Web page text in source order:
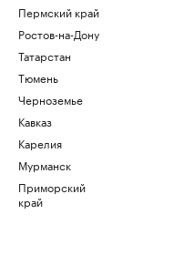
Пермский край
Ростов-на-Дону
Татарстан
Тюмень
Черноземье
Кавказ
Карелия
Мурманск
Приморский
край